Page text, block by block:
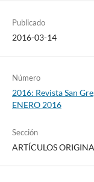
Publicado
2016-03-14
Número
2016: Revista San
ENERO 2016
Sección
ARTÍCULOS